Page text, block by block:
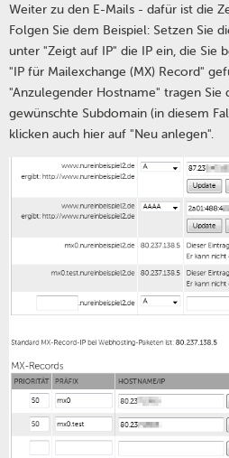
Weiter zu den E-Mails - dafür ist die
Folgen Sie dem Beispiel: Setzen Sie
unter "Zeigt auf IP" die IP ein, die Sie
"IP für Mailexchange (MX) Record"
"Anzulegender Hostname" tragen Sie
gewünschte Subdomain (in diesem
klicken auch hier auf "Neu anlegen".